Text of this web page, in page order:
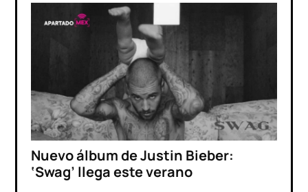
Nuevo álbum de Justin Bieber:
‘Swag’ llega este verano